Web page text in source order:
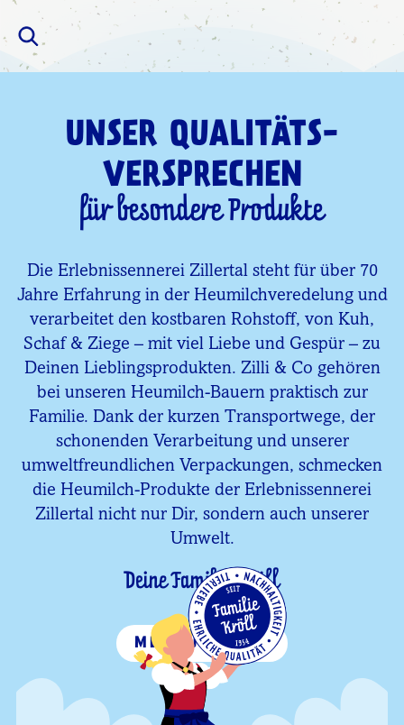
UNSER QUALITÄTS-
VERSPRECHEN
für besondere Produkte
Die Erlebnissennerei Zillertal steht für über 70
Jahre Erfahrung in der Heumilchveredelung und
verarbeitet den kostbaren Rohstoff, von Kuh,
Schaf & Ziege – mit viel Liebe und Gespür – zu
Deinen Lieblingsprodukten. Zilli & Co gehören
bei unseren Heumilch-Bauern praktisch zur
Familie. Dank der kurzen Transportwege, der
schonenden Verarbeitung und unserer
umweltfreundlichen Verpackungen, schmecken
die Heumilch-Produkte der Erlebnissennerei
Zillertal nicht nur Dir, sondern auch unserer
Umwelt.
Deine Familie Kröll
MEHR ÜBER UNS